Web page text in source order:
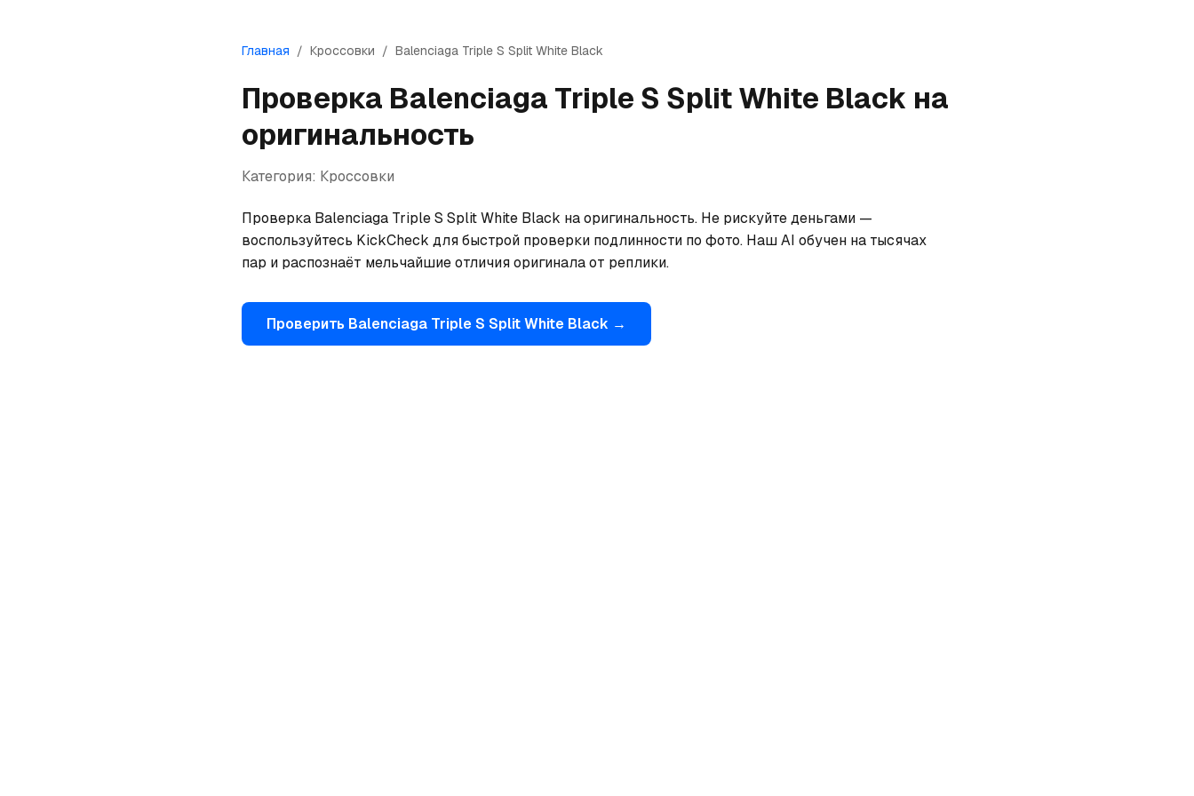
Главная / Кроссовки / Balenciaga Triple S Split White Black
Проверка Balenciaga Triple S Split White Black на
оригинальность
Категория: Кроссовки
Проверка Balenciaga Triple S Split White Black на оригинальность. Не рискуйте деньгами —
воспользуйтесь KickCheck для быстрой проверки подлинности по фото. Наш AI обучен на тысячах
пар и распознаёт мельчайшие отличия оригинала от реплики.
Проверить Balenciaga Triple S Split White Black →